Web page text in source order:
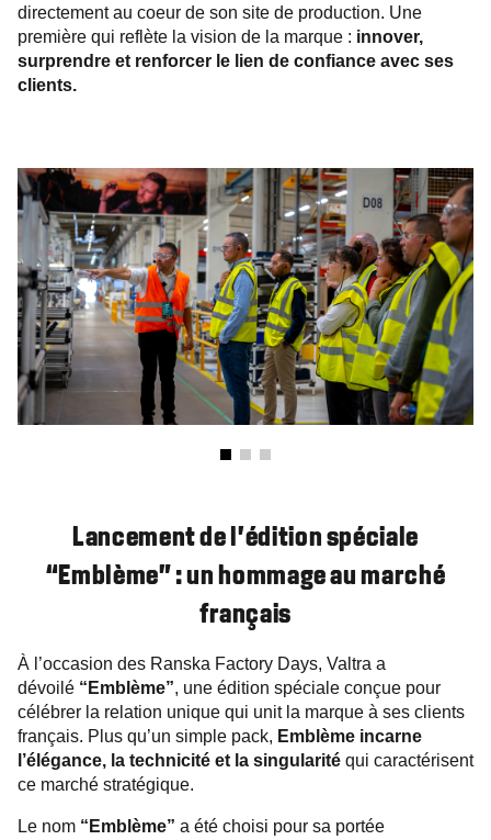
directement au coeur de son site de production. Une
première qui reflète la vision de la marque : innover,
surprendre et renforcer le lien de confiance avec ses
clients.
Lancement de l’édition spéciale
“Emblème” : un hommage au marché
français
À l’occasion des Ranska Factory Days, Valtra a
dévoilé “Emblème”, une édition spéciale conçue pour
célébrer la relation unique qui unit la marque à ses clients
français. Plus qu’un simple pack, Emblème incarne
l’élégance, la technicité et la singularité qui caractérisent
ce marché stratégique.
Le nom “Emblème” a été choisi pour sa portée